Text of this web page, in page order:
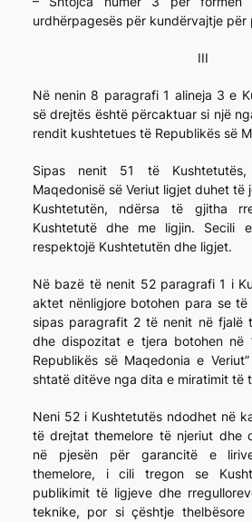
urdhërpagesës për kundërvajtje për
III
Në nenin 8 paragrafi 1 alineja 3 e
së drejtës është përcaktuar si një
rendit kushtetues të Republikës së
Sipas nenit 51 të
Maqedonisë së Veriut ligjet duhet të
Kushtetutën, ndërsa të gjitha
Kushtetutë dhe me ligjin. Secili
respektojë Kushtetutën dhe ligjet.
Në bazë të nenit 52 paragrafi 1 i
aktet nënligjore botohen para se
sipas paragrafit 2 të nenit në fjalë
dhe dispozitat e tjera botohen në
Republikës së Maqedonia e
shtatë ditëve nga dita e miratimit të
Neni 52 i Kushtetutës ndodhet në
të drejtat themelore të njeriut dhe
në pjesën për garancitë e
themelore, i cili tregon se
publikimit të ligjeve dhe
teknike, por si çështje